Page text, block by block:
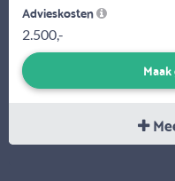
Advieskosten
2.500,-